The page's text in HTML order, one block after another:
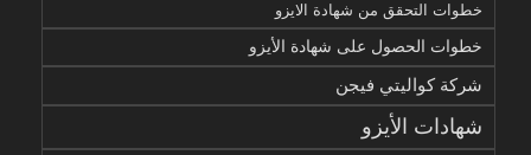
خطوات التحقق من شهادة الايزو
خطوات الحصول على شهادة الأيزو
شركة كواليتي فيجن
شهادات الأيزو